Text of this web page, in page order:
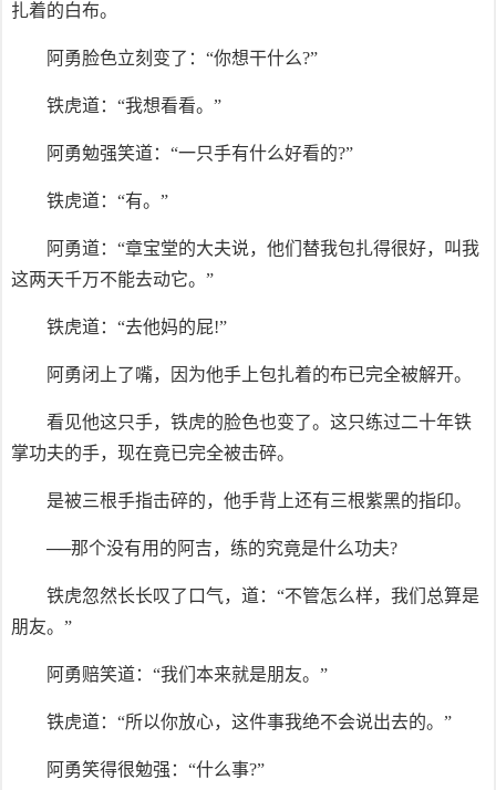
扎着的白布。
阿勇脸色立刻变了：“你想干什么?”
铁虎道：“我想看看。”
阿勇勉强笑道：“一只手有什么好看的?”
铁虎道：“有。”
阿勇道：“章宝堂的大夫说，他们替我包扎得很好，叫我
这两天千万不能去动它。”
铁虎道：“去他妈的屁!”
阿勇闭上了嘴，因为他手上包扎着的布已完全被解开。
看见他这只手，铁虎的脸色也变了。这只练过二十年铁
掌功夫的手，现在竟已完全被击碎。
是被三根手指击碎的，他手背上还有三根紫黑的指印。
──那个没有用的阿吉，练的究竟是什么功夫?
铁虎忽然长长叹了口气，道：“不管怎么样，我们总算是
朋友。”
阿勇赔笑道：“我们本来就是朋友。”
铁虎道：“所以你放心，这件事我绝不会说出去的。”
阿勇笑得很勉强：“什么事?”